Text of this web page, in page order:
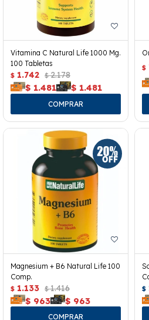
Vitamina C Natural Life 1000 Mg.
100 Tabletas
$ 1.742 $ 2.178
$ 1.481 $ 1.481
$
Magnesium + B6 Natural Life 100
Comp.
$ 1.133 $ 1.416
$ 963 $ 963
$